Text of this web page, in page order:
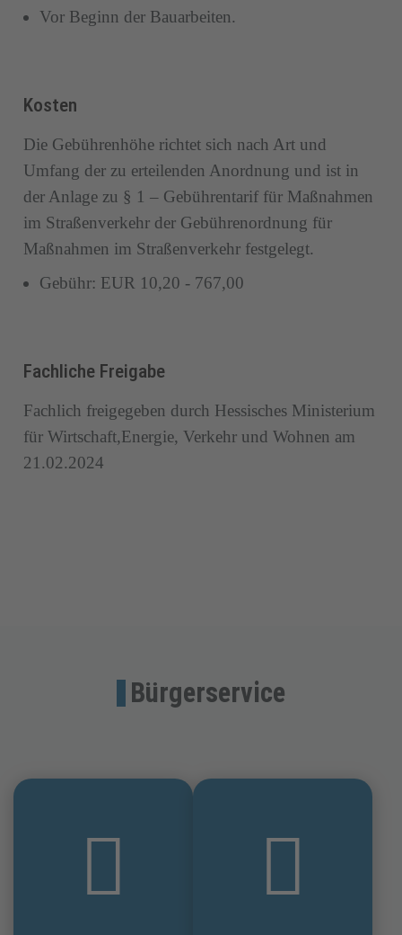
Vor Beginn der Bauarbeiten.
Kosten
Die Gebührenhöhe richtet sich nach Art und
Umfang der zu erteilenden Anordnung und ist in
der Anlage zu § 1 – Gebührentarif für Maßnahmen
im Straßenverkehr der Gebührenordnung für
Maßnahmen im Straßenverkehr festgelegt.
Gebühr: EUR 10,20 - 767,00
Fachliche Freigabe
Fachlich freigegeben durch Hessisches Ministerium
für Wirtschaft,Energie, Verkehr und Wohnen am
21.02.2024
Bürgerservice